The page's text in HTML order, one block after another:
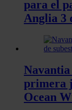
para el
Anglia 3
Navantia
primera
Ocean